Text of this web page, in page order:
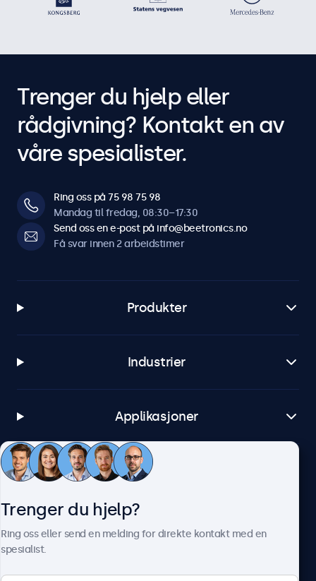
Trenger du hjelp eller
rådgivning? Kontakt en av
våre spesialister.
Ring oss på 75 98 75 98
Mandag til fredag, 08:30–17:30
Send oss en e-post på info@beetronics.no
Få svar innen 2 arbeidstimer
Produkter
Industrier
Applikasjoner
Kundeservice
Trenger du hjelp?
Ring oss eller send en melding for direkte kontakt med en
spesialist.